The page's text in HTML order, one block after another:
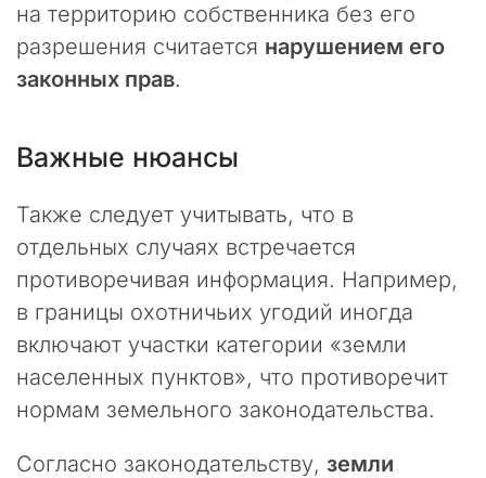
на территорию собственника без его
разрешения считается нарушением его
законных прав.
Важные нюансы
Также следует учитывать, что в
отдельных случаях встречается
противоречивая информация. Например,
в границы охотничьих угодий иногда
включают участки категории «земли
населенных пунктов», что противоречит
нормам земельного законодательства.
Согласно законодательству, земли
т
и
н
в
о
к
о
п
а
н
и
«
р